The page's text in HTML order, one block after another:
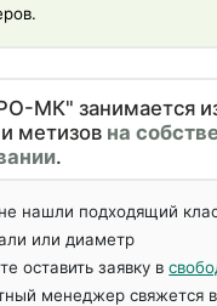
МК" занимается
метизов на
.
нашли подходящий
или диаметр
оставить заявку в
менеджер свяжется